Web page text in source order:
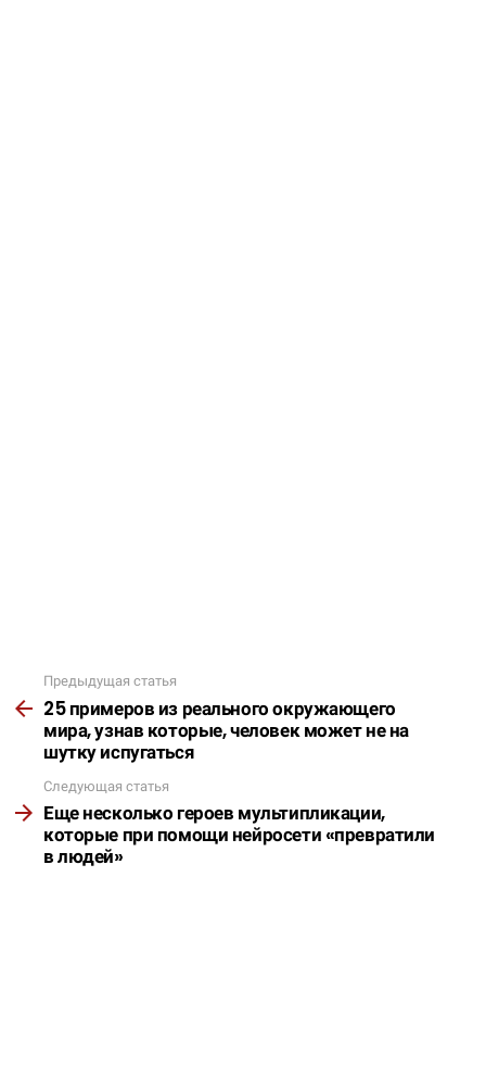
Подробнее
Предыдущая статья
25 примеров из реального окружающего
мира, узнав которые, человек может не на
шутку испугаться
Следующая статья
Еще несколько героев мультипликации,
которые при помощи нейросети «превратили
в людей»